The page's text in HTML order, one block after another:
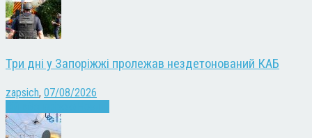
Три дні у Запоріжжі пролежав нездетонований КАБ
zapsich, 07/08/2026